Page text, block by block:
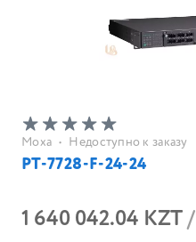
Moxa • Недоступно к заказу
PT-7728-F-24-24
1 640 042.04 KZT/